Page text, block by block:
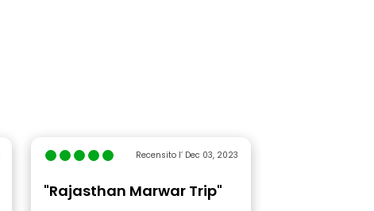
Recensito l’ Dec 03, 2023
"Rajasthan Marwar Trip"